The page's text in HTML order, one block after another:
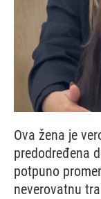
Ova žena je
predodređena
potpuno
neverovatnu